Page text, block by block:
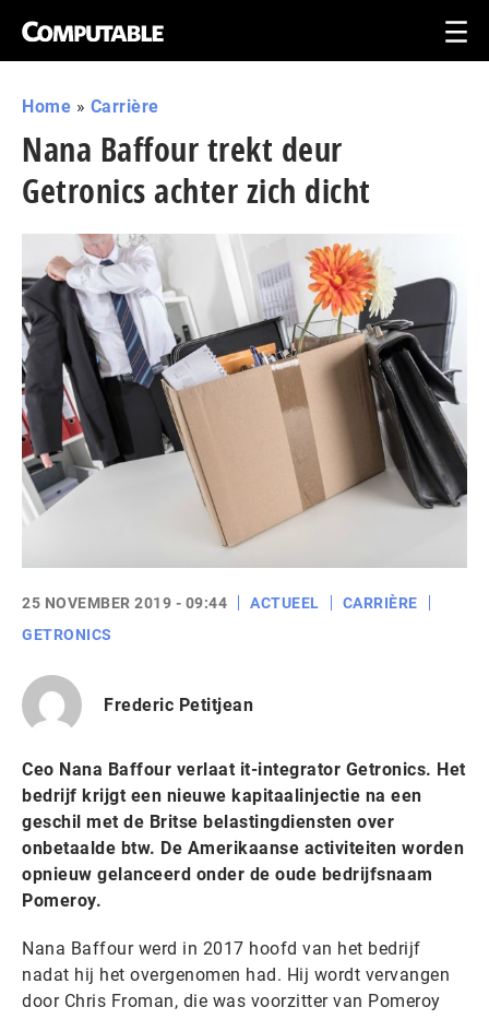
Home » Carrière
Nana Baffour trekt deur
Getronics achter zich dicht
25 NOVEMBER 2019 - 09:44 ACTUEEL
CARRIÈRE
GETRONICS
Frederic Petitjean
Ceo Nana Baffour verlaat it-integrator Getronics. Het
bedrijf krijgt een nieuwe kapitaalinjectie na een
geschil met de Britse belastingdiensten over
onbetaalde btw. De Amerikaanse activiteiten worden
opnieuw gelanceerd onder de oude bedrijfsnaam
Pomeroy.
Nana Baffour werd in 2017 hoofd van het bedrijf
nadat hij het overgenomen had. Hij wordt vervangen
door Chris Froman, die was voorzitter van Pomeroy